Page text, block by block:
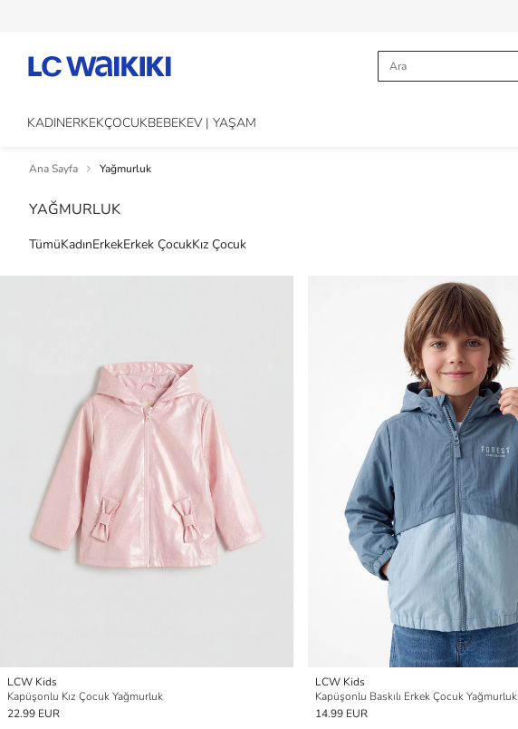
KADINERKEKÇOCUKBEBEKEV | YAŞAM
Ana Sayfa Yağmurluk
YAĞMURLUK
TümüKadınErkekErkek ÇocukKız Çocuk
LCW Kids
Kapüşonlu Kız Çocuk Yağmurluk
22.99 EUR
LCW Kids
Kapüşonlu Baskılı Erkek Çocuk Yağmurluk
14.99 EUR